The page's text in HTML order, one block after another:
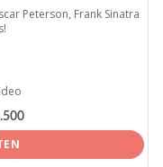
Peterson, Frank Sinatra